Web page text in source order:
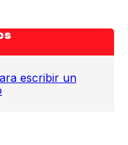
escribir un